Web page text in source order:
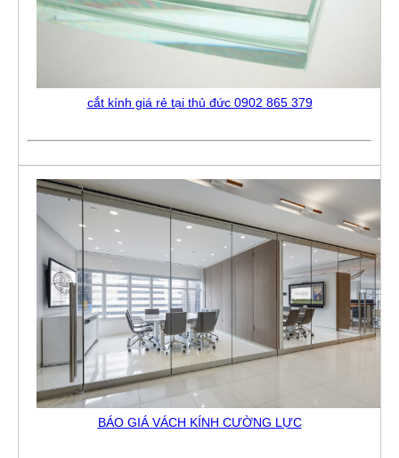
cắt kính giá rẻ tại thủ đức 0902 865 379
BÁO GIÁ VÁCH KÍNH CƯỜNG LỰC